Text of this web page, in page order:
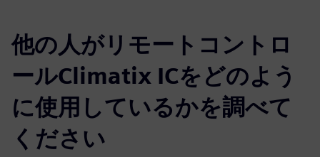
他の人がリモートコントロ
ールClimatix ICをどのよう
に使用しているかを調べて
ください